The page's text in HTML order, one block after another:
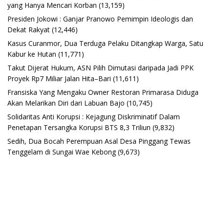
yang Hanya Mencari Korban (13,159)
Presiden Jokowi : Ganjar Pranowo Pemimpin Ideologis dan
Dekat Rakyat (12,446)
Kasus Curanmor, Dua Terduga Pelaku Ditangkap Warga, Satu
Kabur ke Hutan (11,771)
Takut Dijerat Hukum, ASN Pilih Dimutasi daripada Jadi PPK
Proyek Rp7 Miliar Jalan Hita–Bari (11,611)
Fransiska Yang Mengaku Owner Restoran Primarasa Diduga
Akan Melarikan Diri dari Labuan Bajo (10,745)
Solidaritas Anti Korupsi : Kejagung Diskriminatif Dalam
Penetapan Tersangka Korupsi BTS 8,3 Triliun (9,832)
Sedih, Dua Bocah Perempuan Asal Desa Pinggang Tewas
Tenggelam di Sungai Wae Kebong (9,673)